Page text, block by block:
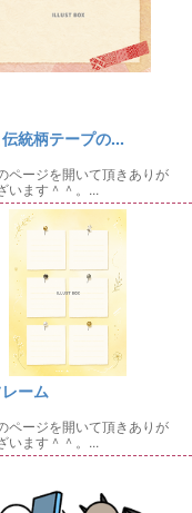
統柄テープの...
ページを開いて頂きありが
います＾＾。...
ーム
ページを開いて頂きありが
います＾＾。...